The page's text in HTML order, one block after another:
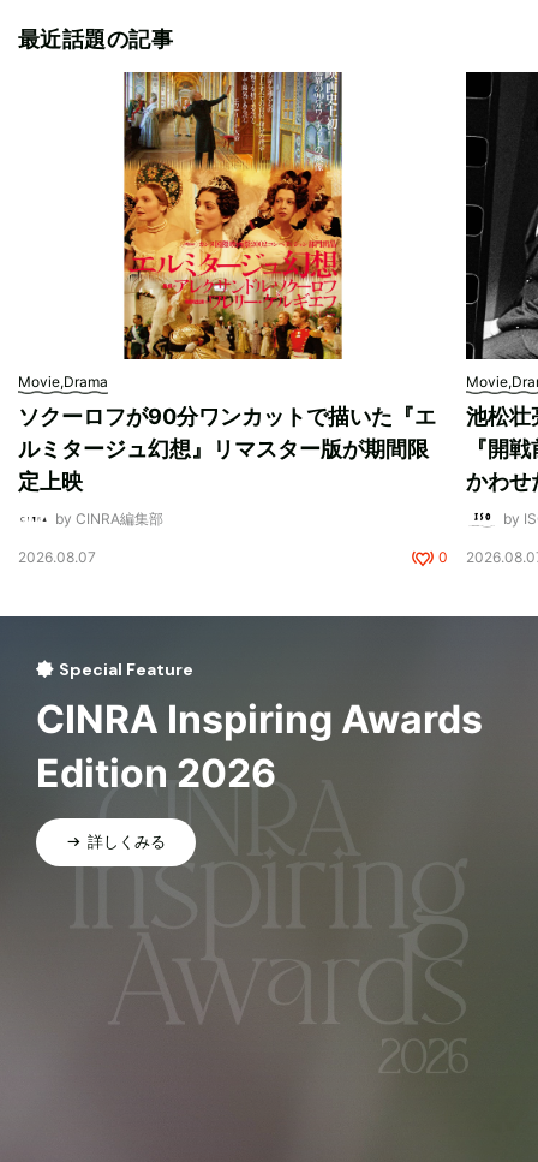
最近話題の記事
Movie,Drama
ソクーロフが90分ワンカットで描いた『エ
ルミタージュ幻想』リマスター版が期間限
定上映
by CINRA編集部
2026.08.07 0
池松壮
『開
かわせ
by
Special Feature
CINRA Inspiring Awards
Edition 2026
詳しくみる